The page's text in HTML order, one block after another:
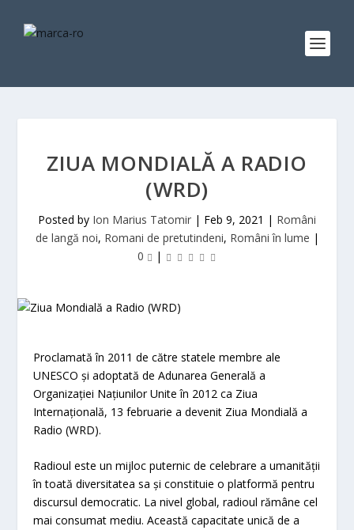
ZIUA MONDIALĂ A RADIO
(WRD)
Posted by Ion Marius Tatomir | Feb 9, 2021 | Români
de langă noi, Romani de pretutindeni, Români în lume |
0
|
Proclamată în 2011 de către statele membre ale
UNESCO și adoptată de Adunarea Generală a
Organizației Națiunilor Unite în 2012 ca Ziua
Internațională, 13 februarie a devenit Ziua Mondială a
Radio (WRD).
Radioul este un mijloc puternic de celebrare a umanității
în toată diversitatea sa și constituie o platformă pentru
discursul democratic. La nivel global, radioul rămâne cel
mai consumat mediu. Această capacitate unică de a